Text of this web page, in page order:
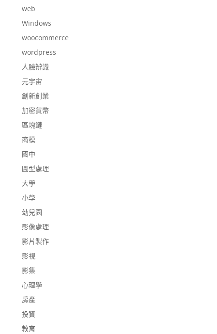
web
Windows
woocommerce
wordpress
人臉辨識
元宇宙
創新創業
加密貨幣
區塊鏈
商模
國中
圖型處理
大學
小學
幼兒園
影像處理
影片製作
影視
影集
心理學
房產
投資
教育